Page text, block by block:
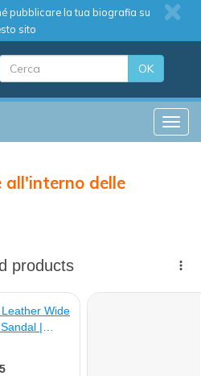
pubblicare la tua biografia su
sito
OK
all'interno delle